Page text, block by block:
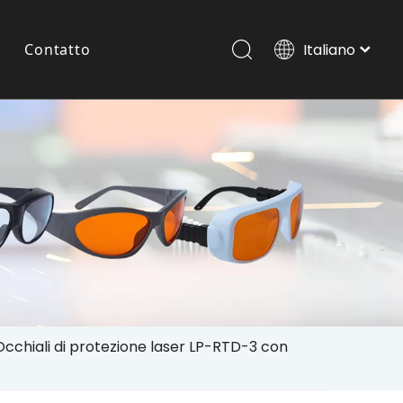
Contatto Italiano
Español
Pусский
العربية
English
di protezione laser LP-RTD-3 con